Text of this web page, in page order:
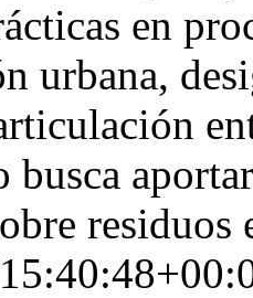
en
urbana,
busca